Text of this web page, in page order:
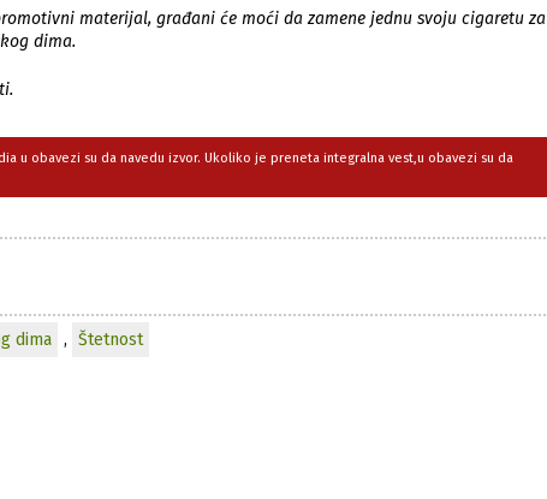
materijal, građani će moći da zamene jednu svoju cigaretu za
dima.
u obavezi su da navedu izvor. Ukoliko je preneta integralna vest,u obavezi su da
dima , Štetnost